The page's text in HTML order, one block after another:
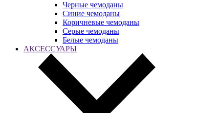
Черные чемоданы
Синие чемоданы
Коричневые чемоданы
Серые чемоданы
Белые чемоданы
АКСЕССУАРЫ